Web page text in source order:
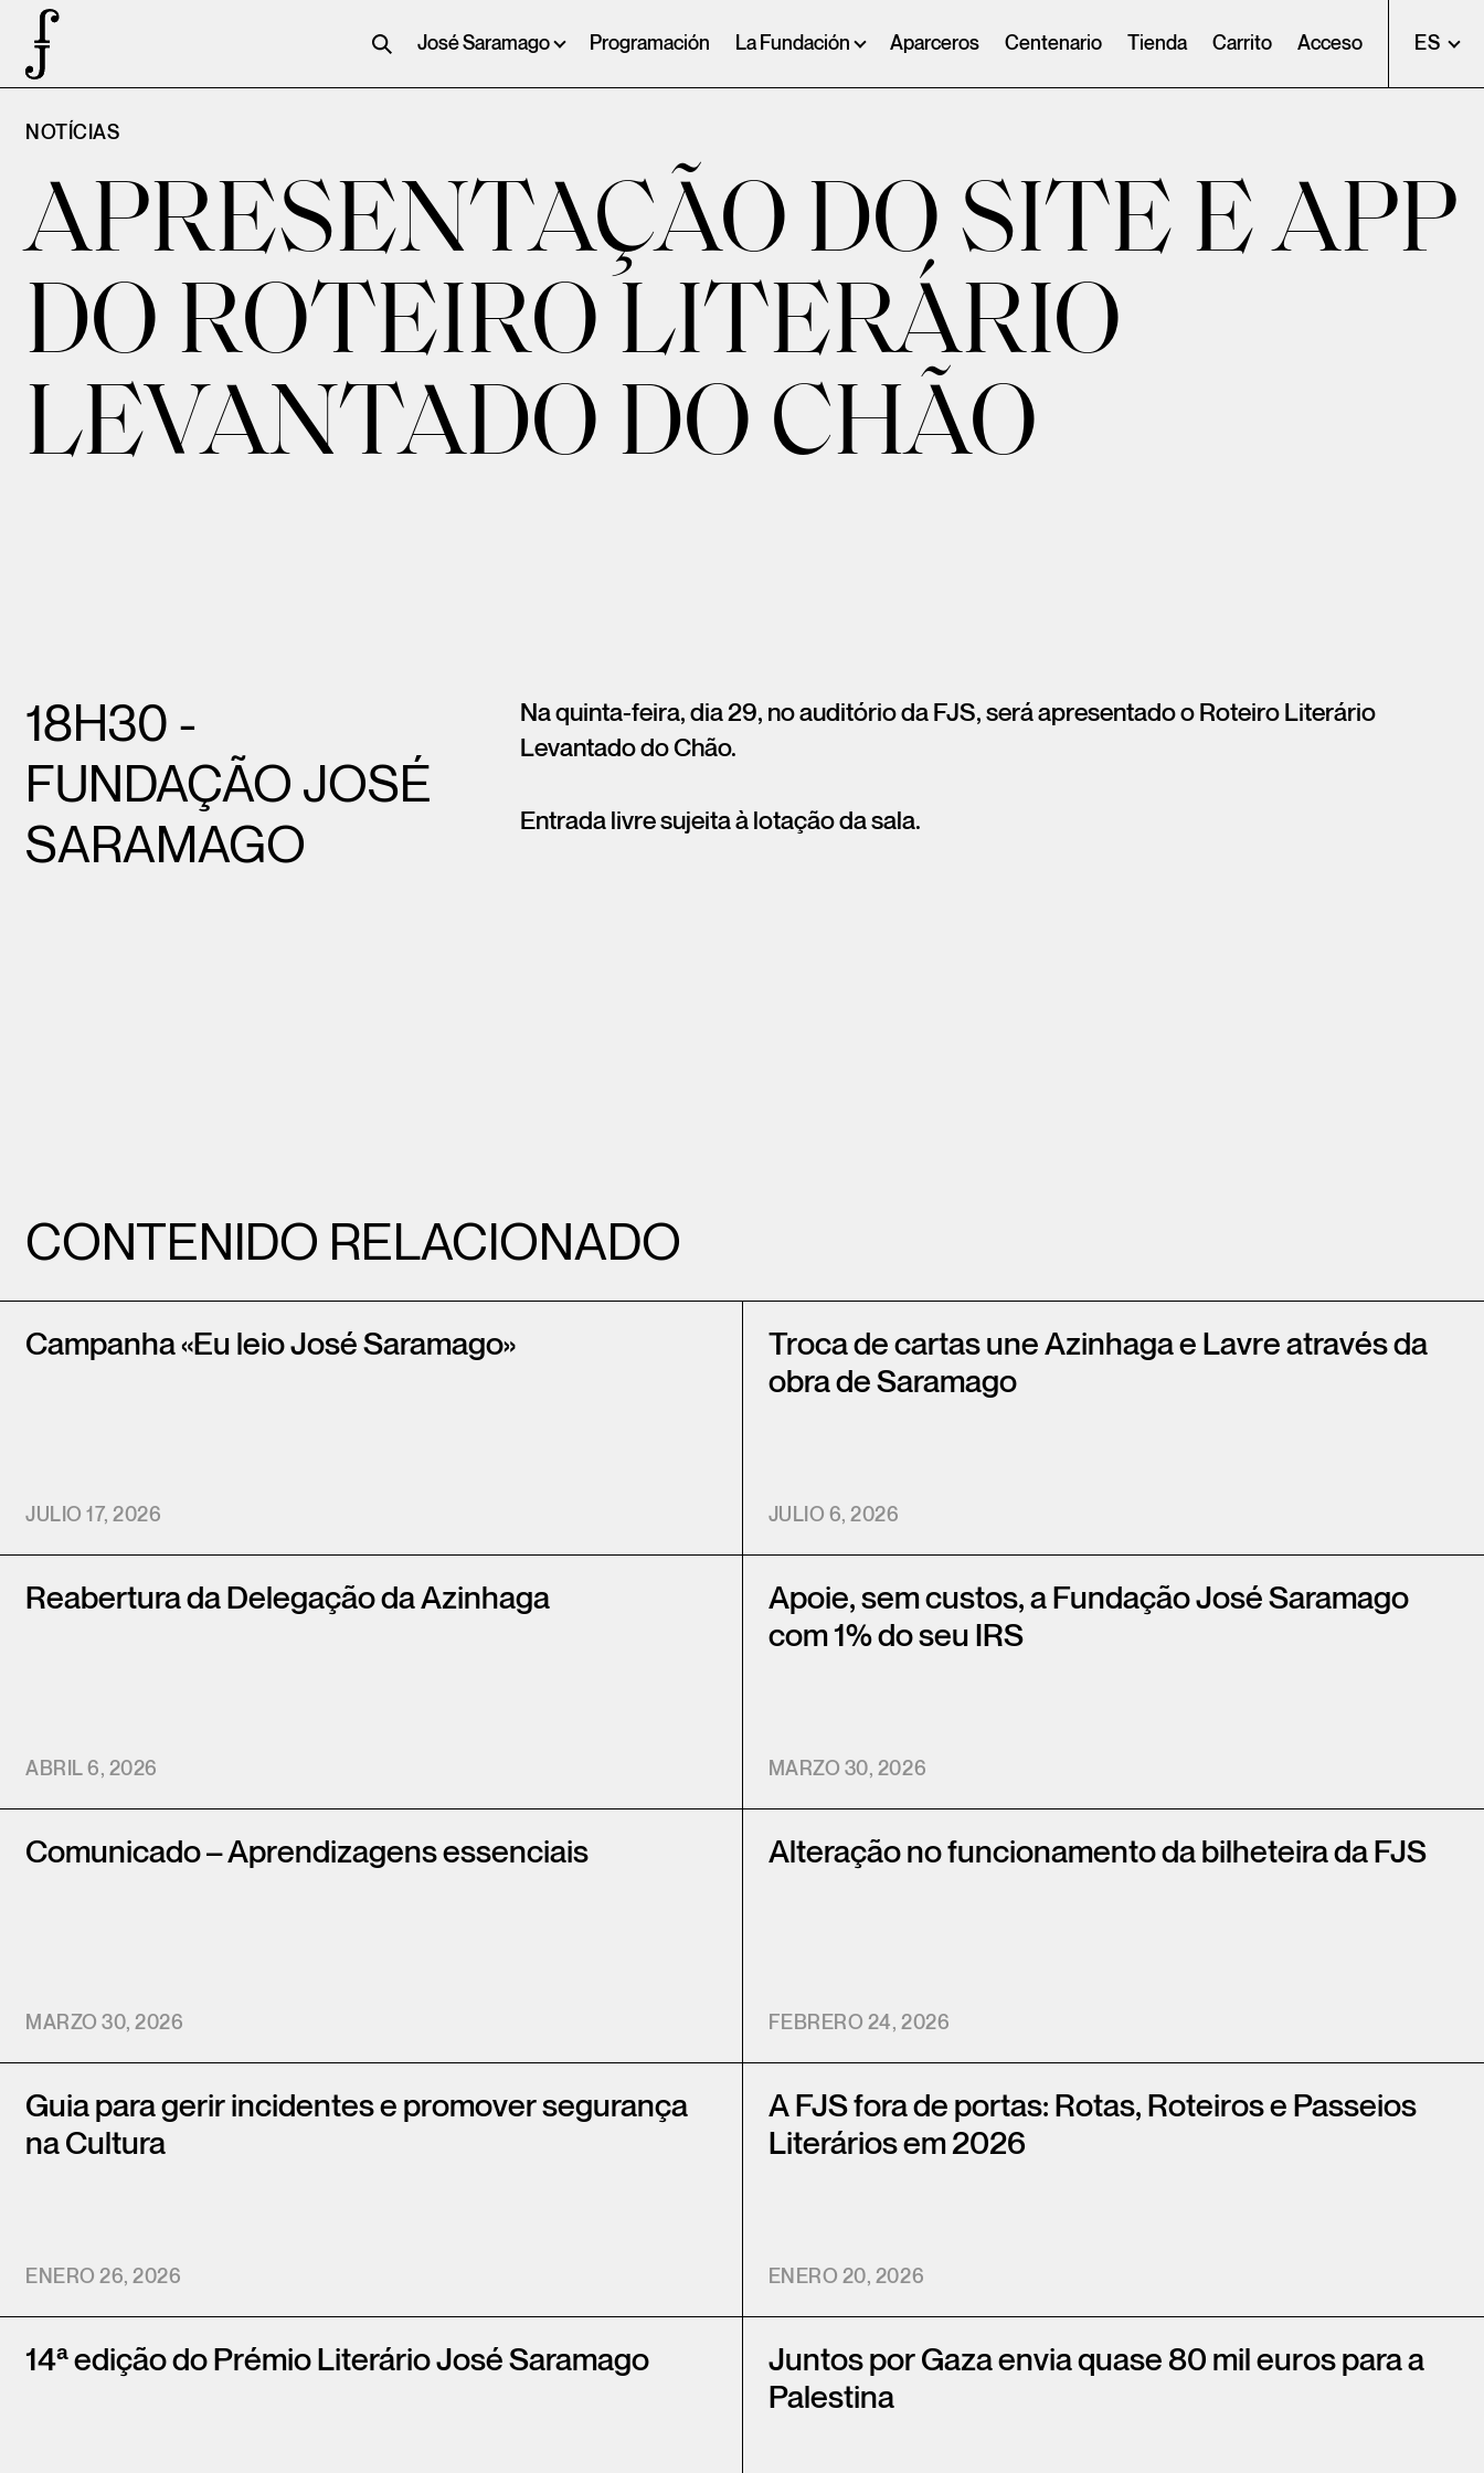
José Saramago Programación La Fundación Aparceros Centenario Tienda Carrito Acceso ES
NOTÍCIAS
APRESENTAÇÃO DO SITE E APP
DO ROTEIRO LITERÁRIO
LEVANTADO DO CHÃO
18H30 -
FUNDAÇÃO JOSÉ
SARAMAGO
Na quinta-feira, dia 29, no auditório da FJS, será apresentado o Roteiro Literário
Levantado do Chão.
Entrada livre sujeita à lotação da sala.
CONTENIDO RELACIONADO
Campanha «Eu leio José Saramago»
JULIO 17, 2026
Troca de cartas une Azinhaga e Lavre através da
obra de Saramago
JULIO 6, 2026
Reabertura da Delegação da Azinhaga
ABRIL 6, 2026
Apoie, sem custos, a Fundação José Saramago
com 1% do seu IRS
MARZO 30, 2026
Comunicado – Aprendizagens essenciais
MARZO 30, 2026
Alteração no funcionamento da bilheteira da FJS
FEBRERO 24, 2026
Guia para gerir incidentes e promover segurança
na Cultura
ENERO 26, 2026
A FJS fora de portas: Rotas, Roteiros e Passeios
Literários em 2026
ENERO 20, 2026
14ª edição do Prémio Literário José Saramago
Juntos por Gaza envia quase 80 mil euros para a
Palestina